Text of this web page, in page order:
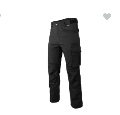
AJOUTER À LA LISTE D'ACHATS